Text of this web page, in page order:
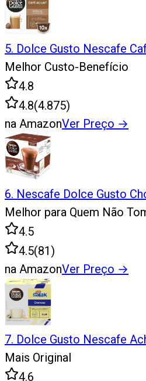
5. Dolce Gusto Nescafe
Melhor Custo-Benefício
4.8
4.8(4.875)
na AmazonVer Preço →
6. Nescafe Dolce Gusto
Melhor para Quem Não
4.5
4.5(81)
na AmazonVer Preço →
7. Dolce Gusto Nescafe
Mais Original
4.6